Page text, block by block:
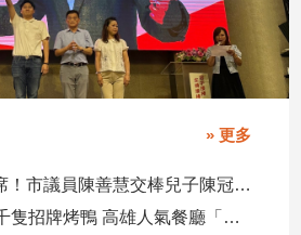
» 更多
左楠無黨關鍵一席！市議員陳善慧交棒兒子陳冠宇 一人參選 兩代服務
一家店年賣1萬5千隻招牌烤鴨 高雄人氣餐廳「鴨點棧」展新店